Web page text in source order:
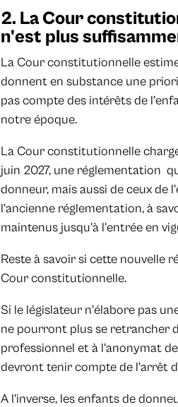
2. La Cour
n'est plus
La Cour constitutionnelle
donnent en substance une
pas compte des intérêts de
notre époque.
La Cour constitutionnelle
juin 2027, une réglementation
donneur, mais aussi de ceux de
l'ancienne réglementation, à
maintenus jusqu'à l’entrée en
Reste à savoir si cette nouvelle
Cour constitutionnelle.
Si le législateur n'élabore pas
ne pourront plus se retrancher
professionnel et à l'anonymat
devront tenir compte de l'arrêt
A l’inverse, les enfants de